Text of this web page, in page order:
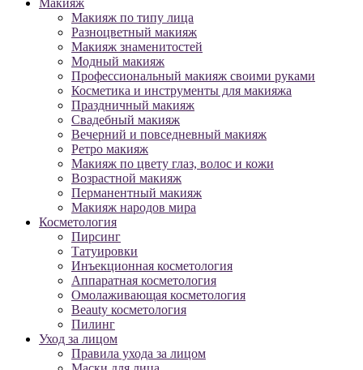
Макияж
Макияж по типу лица
Разноцветный макияж
Макияж знаменитостей
Модный макияж
Профессиональный макияж своими руками
Косметика и инструменты для макияжа
Праздничный макияж
Свадебный макияж
Вечерний и повседневный макияж
Ретро макияж
Макияж по цвету глаз, волос и кожи
Возрастной макияж
Перманентный макияж
Макияж народов мира
Косметология
Пирсинг
Татуировки
Инъекционная косметология
Аппаратная косметология
Омолаживающая косметология
Beauty косметология
Пилинг
Уход за лицом
Правила ухода за лицом